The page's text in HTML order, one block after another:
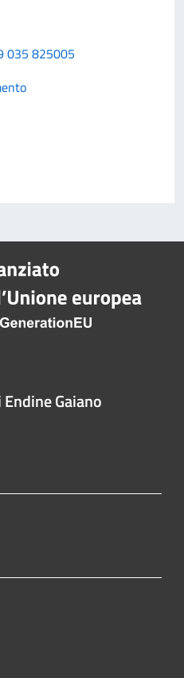
035 825005
Gaiano